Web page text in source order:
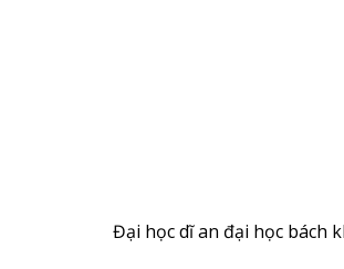
Đại học dĩ an đại học bách